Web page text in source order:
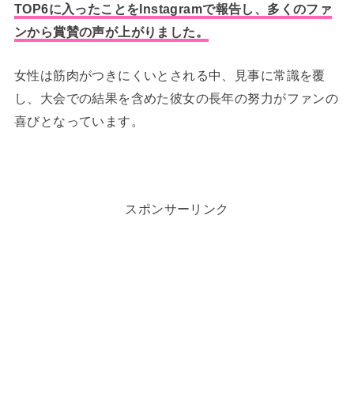
TOP6に入ったことをInstagramで報告し、多くのファ
ンから賞賛の声が上がりました。
女性は筋肉がつきにくいとされる中、見事に常識を覆
し、大会での結果を含めた彼女の長年の努力がファンの
喜びとなっています。
スポンサーリンク